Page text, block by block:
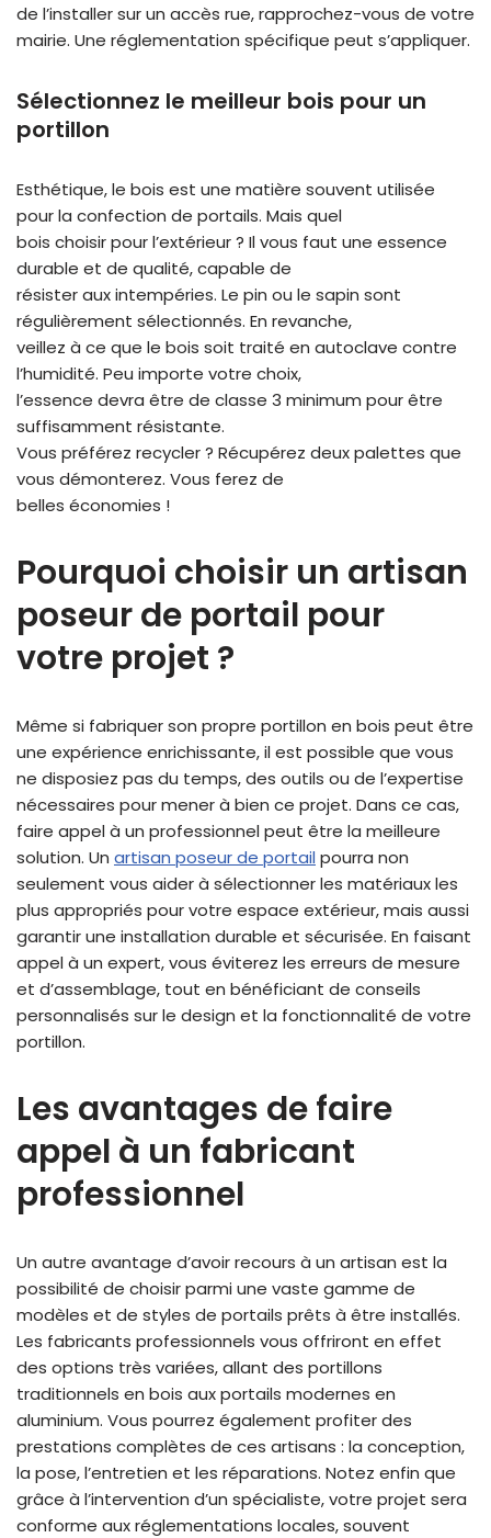
de l’installer sur un accès rue, rapprochez-vous de votre
mairie. Une réglementation spécifique peut s’appliquer.
Sélectionnez le meilleur bois pour un
portillon
Esthétique, le bois est une matière souvent utilisée
pour la confection de portails. Mais quel
bois choisir pour l’extérieur ? Il vous faut une essence
durable et de qualité, capable de
résister aux intempéries. Le pin ou le sapin sont
régulièrement sélectionnés. En revanche,
veillez à ce que le bois soit traité en autoclave contre
l’humidité. Peu importe votre choix,
l’essence devra être de classe 3 minimum pour être
suffisamment résistante.
Vous préférez recycler ? Récupérez deux palettes que
vous démonterez. Vous ferez de
belles économies !
Pourquoi choisir un artisan
poseur de portail pour
votre projet ?
Même si fabriquer son propre portillon en bois peut être
une expérience enrichissante, il est possible que vous
ne disposiez pas du temps, des outils ou de l’expertise
nécessaires pour mener à bien ce projet. Dans ce cas,
faire appel à un professionnel peut être la meilleure
solution. Un artisan poseur de portail pourra non
seulement vous aider à sélectionner les matériaux les
plus appropriés pour votre espace extérieur, mais aussi
garantir une installation durable et sécurisée. En faisant
appel à un expert, vous éviterez les erreurs de mesure
et d’assemblage, tout en bénéficiant de conseils
personnalisés sur le design et la fonctionnalité de votre
portillon.
Les avantages de faire
appel à un fabricant
professionnel
Un autre avantage d’avoir recours à un artisan est la
possibilité de choisir parmi une vaste gamme de
modèles et de styles de portails prêts à être installés.
Les fabricants professionnels vous offriront en effet
des options très variées, allant des portillons
traditionnels en bois aux portails modernes en
aluminium. Vous pourrez également profiter des
prestations complètes de ces artisans : la conception,
la pose, l’entretien et les réparations. Notez enfin que
grâce à l’intervention d’un spécialiste, votre projet sera
conforme aux réglementations locales, souvent